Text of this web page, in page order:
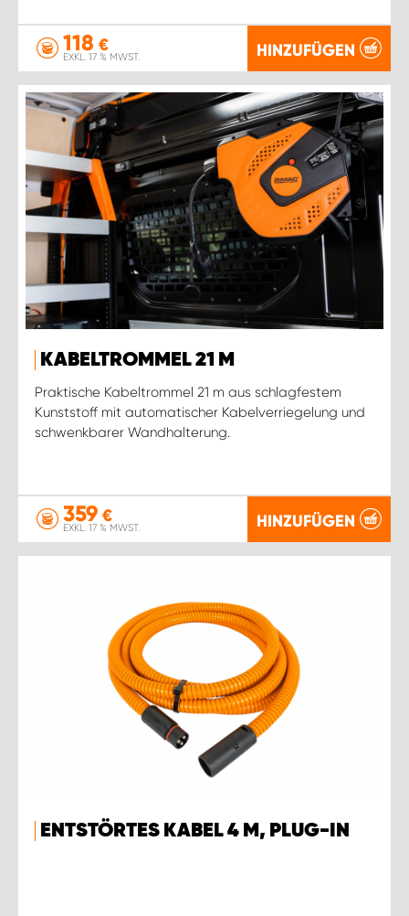
118 €
EXKL. 17 % MWST. HINZUFÜGEN
KABELTROMMEL 21 M
Praktische Kabeltrommel 21 m aus schlagfestem
Kunststoff mit automatischer Kabelverriegelung und
schwenkbarer Wandhalterung.
359 €
EXKL. 17 % MWST. HINZUFÜGEN
ENTSTÖRTES KABEL 4 M, PLUG-IN